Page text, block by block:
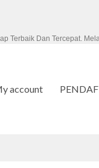
Terbaik Dan Tercepat.
account